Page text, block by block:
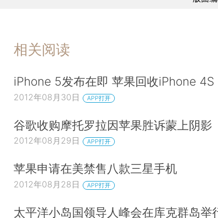
相关阅读
iPhone 5发布在即 苹果回收iPhone 4S
2012年08月30日 APP打开
谷歌收购摩托罗拉因苹果胜诉蒙上阴影
2012年08月29日 APP打开
苹果申请在美禁售八款三星手机
2012年08月28日 APP打开
太平洋小岛国领导人峰会在库克群岛举